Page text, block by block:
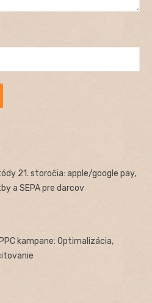
21. storočia: apple/google pay,
a SEPA pre darcov
kampane: Optimalizácia,